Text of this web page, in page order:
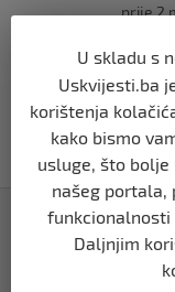
prije 2
BIHAĆ
RK
za
prije 2
Izdvojeno
U skladu s
Uskvijesti.ba
korištenja
kako bismo
usluge, što
našeg portala,
funkcionalnosti
Daljnjim